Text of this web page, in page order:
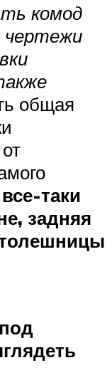
комод
чертежи
общая
таки
задняя